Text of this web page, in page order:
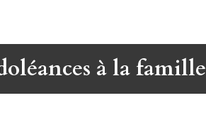
à la famille